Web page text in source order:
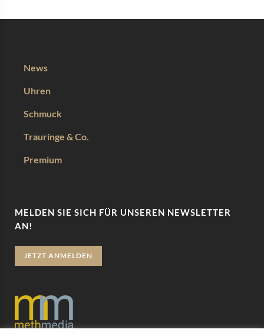
News
Uhren
Schmuck
Trauringe & Co.
Premium
MELDEN SIE SICH FÜR UNSEREN NEWSLETTER
AN!
JETZT ANMELDEN